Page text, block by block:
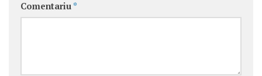
Comentariu *